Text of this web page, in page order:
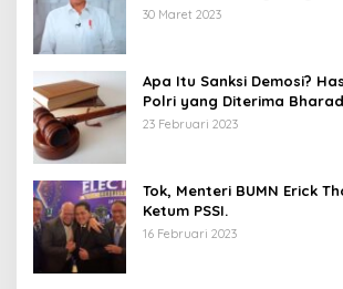
30 Maret 2023
Apa Itu Sanksi Demosi?
Polri yang Diterima
23 Februari 2023
Tok, Menteri BUMN Erick
Ketum PSSI.
16 Februari 2023